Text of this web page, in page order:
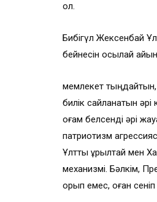
ол.
Бибігүл Жексенбай
бейнесін осылай
мемлекет тыңдайтын,
билік сайланатын әрі
қоғам белсенді әрі
патриотизм
Ұлттық құрылтай мен
механизмі. Бәлкім,
қорқып емес, оған